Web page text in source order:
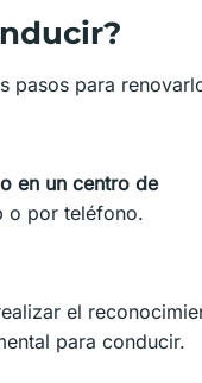
pasos para
en un centro de
o por teléfono.
el
para conducir.